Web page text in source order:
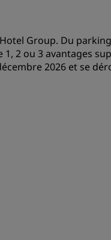
Group. Du
2 ou 3 avantages
2026 et se